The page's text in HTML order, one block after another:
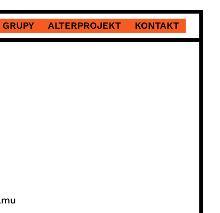
GRUPY ALTERPROJEKT KONTAKT